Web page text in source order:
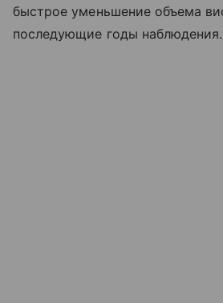
быстрое уменьшение объема
последующие годы наблюдения.